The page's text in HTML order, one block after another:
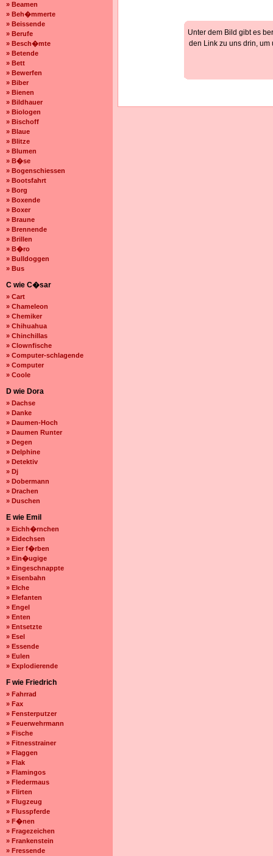
» Beamen
» Beh�mmerte
» Beissende
» Berufe
» Besch�mte
» Betende
» Bett
» Bewerfen
» Biber
» Bienen
» Bildhauer
» Biologen
» Bischoff
» Blaue
» Blitze
» Blumen
» B�se
» Bogenschiessen
» Bootsfahrt
» Borg
» Boxende
» Boxer
» Braune
» Brennende
» Brillen
» B�ro
» Bulldoggen
» Bus
C wie C�sar
» Cart
» Chameleon
» Chemiker
» Chihuahua
» Chinchillas
» Clownfische
» Computer-schlagende
» Computer
» Coole
D wie Dora
» Dachse
» Danke
» Daumen-Hoch
» Daumen Runter
» Degen
» Delphine
» Detektiv
» Dj
» Dobermann
» Drachen
» Duschen
E wie Emil
» Eichh�rnchen
» Eidechsen
» Eier f�rben
» Ein�ugige
» Eingeschnappte
» Eisenbahn
» Elche
» Elefanten
» Engel
» Enten
» Entsetzte
» Esel
» Essende
» Eulen
» Explodierende
F wie Friedrich
» Fahrrad
» Fax
» Fensterputzer
» Feuerwehrmann
» Fische
» Fitnesstrainer
» Flaggen
» Flak
» Flamingos
» Fledermaus
» Flirten
» Flugzeug
» Flusspferde
» F�nen
» Fragezeichen
» Frankenstein
» Fressende
Unter dem Bild gibt es
den Link zu uns drin,